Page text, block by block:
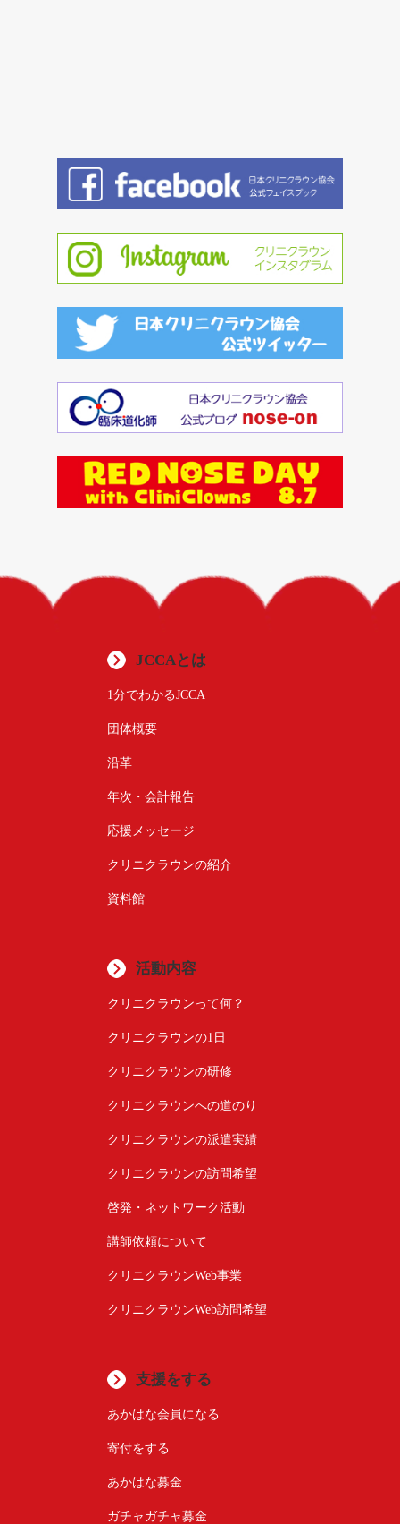
JCCAとは
1分でわかるJCCA
団体概要
沿革
年次・会計報告
応援メッセージ
クリニクラウンの紹介
資料館
活動内容
クリニクラウンって何？
クリニクラウンの1日
クリニクラウンの研修
クリニクラウンへの道のり
クリニクラウンの派遣実績
クリニクラウンの訪問希望
啓発・ネットワーク活動
講師依頼について
クリニクラウンWeb事業
クリニクラウンWeb訪問希望
支援をする
あかはな会員になる
寄付をする
あかはな募金
ガチャガチャ募金